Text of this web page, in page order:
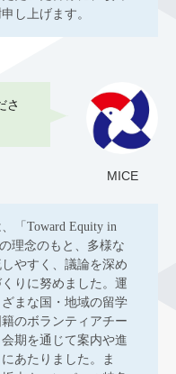
し上げます。
MICE
さ
「Toward Equity in
理念のもと、多様な
やすく、議論を深め
りに努めました。運
まな国・地域の留学
のボランティアチー
期を通じて案内や進
あたりました。ま